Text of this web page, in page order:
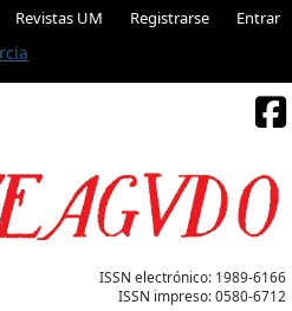
Revistas UM Registrarse Entrar
ISSN electrónico: 1989-6166
ISSN impreso:0580-6712